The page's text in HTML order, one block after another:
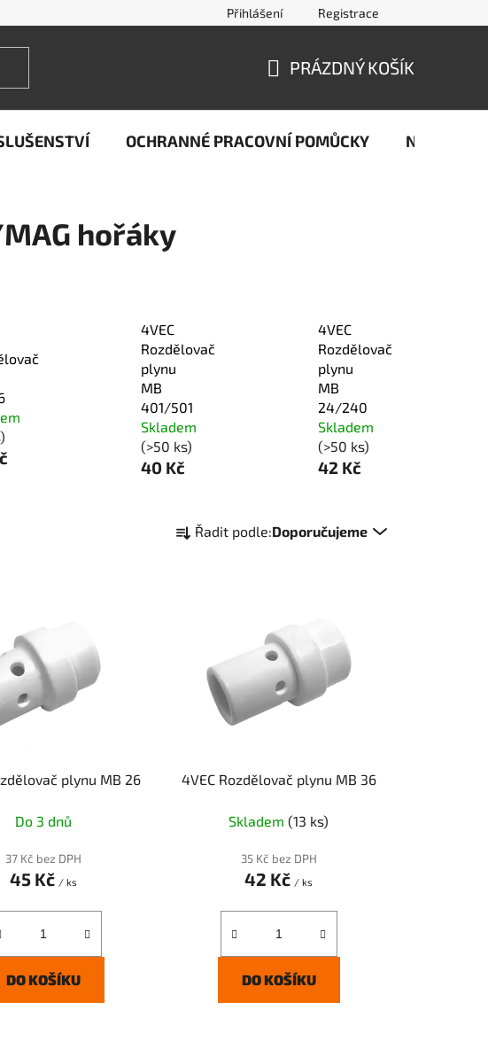
FAQ - nejčastější dotazy ze světa svařování Kontakty
Přihlášení Registrace
KOŠÍK
PRÁZDNÝ KOŠÍK
OCHRANNÉ PRACOVNÍ POMŮCKY Naše
hořáky
4VEC
Rozdělovač
plynu
MB
401/501
Skladem
(>50 ks)
40 Kč
4VEC
Rozdělovač
plynu
MB
24/240
Skladem
(>50 ks)
42 Kč
a
k
Řadit podle:Doporučujeme
plynu MB 26
Do 3 dnů
37 Kč bez DPH
45 Kč / ks
DO KOŠÍKU
4VEC Rozdělovač plynu MB 36
Skladem(13 ks)
35 Kč bez DPH
42 Kč / ks
DO KOŠÍKU